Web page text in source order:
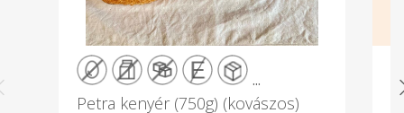
...
Petra kenyér (750g) (kovászos)